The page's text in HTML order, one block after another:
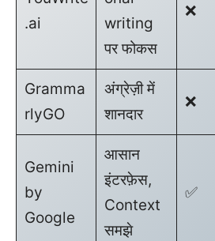
.ai
writing
पर फोकस
❌
Gramma
rlyGO
अंग्रेज़ी में
शानदार
❌
Gemini
by
Google
आसान
इंटरफ़ेस,
Context
समझे
✅